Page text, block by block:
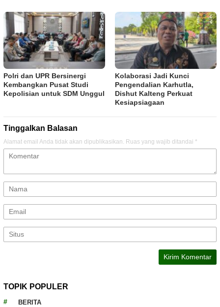
Polri dan UPR Bersinergi
Kembangkan Pusat Studi
Kepolisian untuk SDM Unggul
Kolaborasi Jadi Kunci
Pengendalian Karhutla,
Dishut Kalteng Perkuat
Kesiapsiagaan
Tinggalkan Balasan
Alamat email Anda tidak akan dipublikasikan. Ruas yang wajib ditandai *
TOPIK POPULER
BERITA